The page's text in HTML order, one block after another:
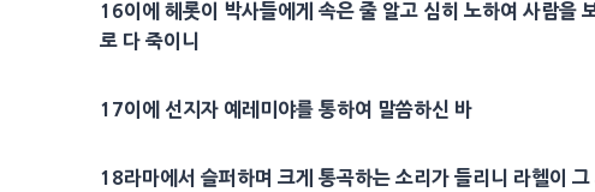
16이에헤롯이 박사들에게 속은 줄 알고 심히 노하여 사람을
로 다 죽이니
17이에 선지자 예레미야를 통하여 말씀하신 바
18라마에서 슬퍼하며 크게 통곡하는 소리가 들리니 라헬이 그